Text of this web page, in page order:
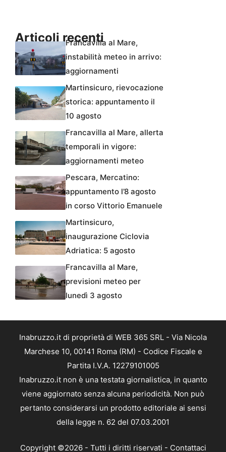
Articoli recenti
Francavilla al Mare,
instabilità meteo in arrivo:
aggiornamenti
Martinsicuro, rievocazione
storica: appuntamento il
10 agosto
Francavilla al Mare, allerta
temporali in vigore:
aggiornamenti meteo
Pescara, Mercatino:
appuntamento l’8 agosto
in corso Vittorio Emanuele
Martinsicuro,
inaugurazione Ciclovia
Adriatica: 5 agosto
Francavilla al Mare,
previsioni meteo per
lunedì 3 agosto
Inabruzzo.it di proprietà di WEB 365 SRL - Via Nicola
Marchese 10, 00141 Roma (RM) - Codice Fiscale e
Partita I.V.A. 12279101005
Inabruzzo.it non è una testata giornalistica, in quanto
viene aggiornato senza alcuna periodicità. Non può
pertanto considerarsi un prodotto editoriale ai sensi
della legge n. 62 del 07.03.2001
Copyright ©2026 - Tutti i diritti riservati - Contattaci